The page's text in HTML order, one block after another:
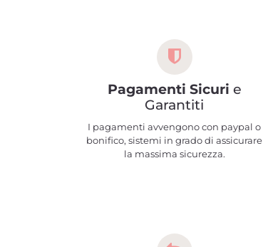
Pagamenti Sicuri e
Garantiti
I pagamenti avvengono con paypal o
bonifico, sistemi in grado di assicurare
la massima sicurezza.